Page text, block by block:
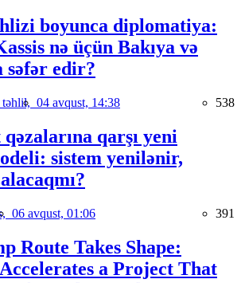
boyunca diplomatiya:
nə üçün Bakıya və
səfər edir?
təhlil, 04 avqust, 14:38 538
qarşı yeni
sistem yenilənir,
06 avqust, 01:06 391
Route Takes Shape:
a Project That